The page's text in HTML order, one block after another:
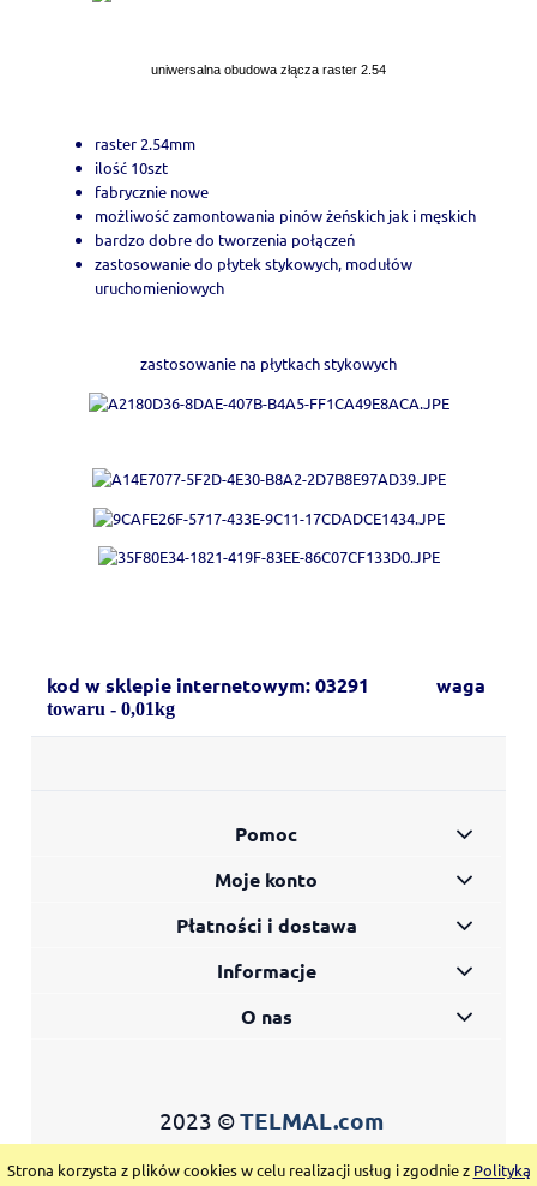
Strona korzysta z plików cookies w celu realizacji usług i zgodnie z Polityką
uniwersalna obudowa złącza raster 2.54
raster 2.54mm
ilość 10szt
fabrycznie nowe
możliwość zamontowania pinów żeńskich jak i męskich
bardzo dobre do tworzenia połączeń
zastosowanie do płytek stykowych, modułów
uruchomieniowych
zastosowanie na płytkach stykowych
kod w sklepie internetowym: 03291 waga
towaru - 0,01kg
Pomoc
Moje konto
Płatności i dostawa
Informacje
O nas
2023 ©TELMAL.com